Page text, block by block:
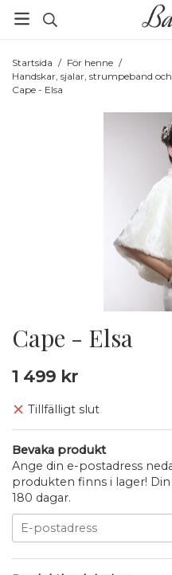
Startsida / För henne /
Handskar, sjalar, strumpeband
Cape - Elsa
Cape - Elsa
1 499 kr
Tillfälligt slut
Bevaka produkt
Ange din e-postadress
produkten finns i lager!
180 dagar.